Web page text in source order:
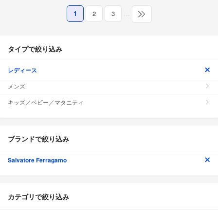
1 2 3 …
タイプで絞り込み
レディース
メンズ
キッズ／ベビー／マタニティ
ブランドで絞り込み
Salvatore Ferragamo
カテゴリで絞り込み